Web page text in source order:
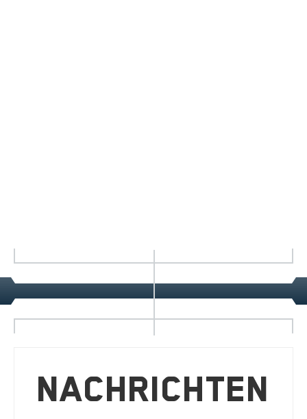
Nachrichten